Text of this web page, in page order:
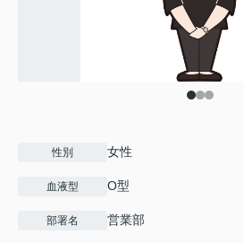
性別 女性
血液型 O型
部署名 営業部